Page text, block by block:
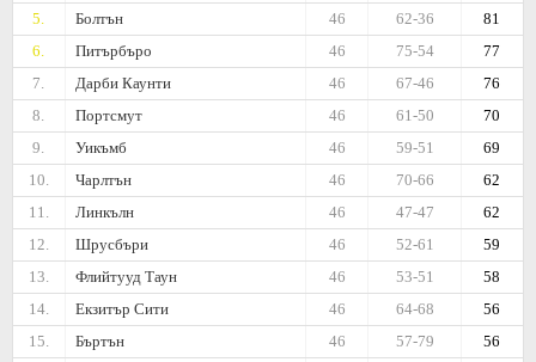
5. Болтън 81
62-36
46
6.
Питърбъро 77
75-54
46
7.
Дарби Каунти 76
67-46
46
8.
Портсмут 70
61-50
46
9.
Уикъмб 69
59-51
46
10.
Чарлтън 62
70-66
46
11.
Линкълн 62
47-47
46
12.
Шрусбъри 59
52-61
46
13.
Флийтууд Таун 58
53-51
46
14.
Екзитър Сити 56
64-68
46
15.
Бъртън 56
57-79
46